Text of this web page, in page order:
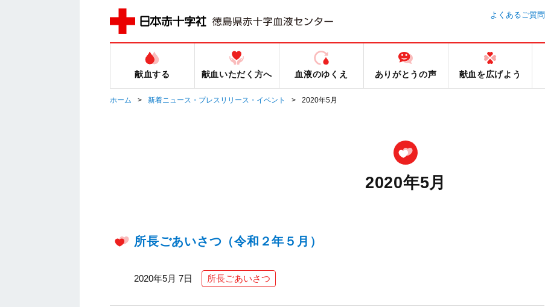
よくあるご質問
献血する 献血いただく方へ 血液のゆくえ ありがとうの声 献血を広げよう
ホーム 新着ニュース・プレスリリース・イベント 2020年5月
2020年5月
所長ごあいさつ（令和２年５月）
2020年5月 7日 所長ごあいさつ